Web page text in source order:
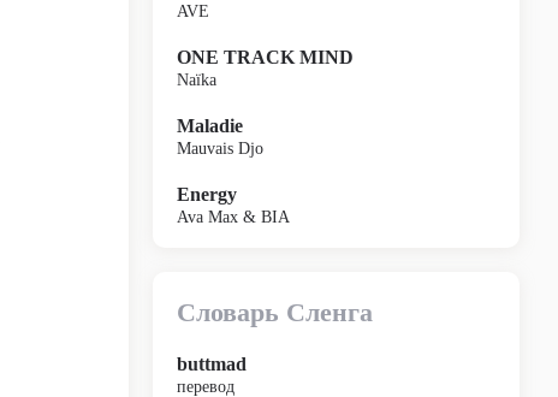
AVE
ONE TRACK MIND
Naïka
Maladie
Mauvais Djo
Energy
Ava Max & BIA
Словарь Сленга
buttmad
перевод